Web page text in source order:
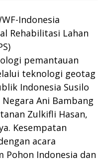
Indonesia
Rehabilitasi Lahan
pemantauan
teknologi geotag
Indonesia Susilo
Ani Bambang
Zulkifli Hasan,
Kesempatan
acara
Pohon Indonesia dan